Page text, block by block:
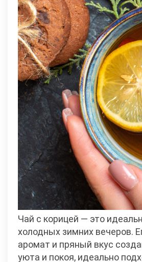
Чай с корицей — это
холодных зимних вечеров.
аромат и пряный вкус
уюта и покоя, идеально